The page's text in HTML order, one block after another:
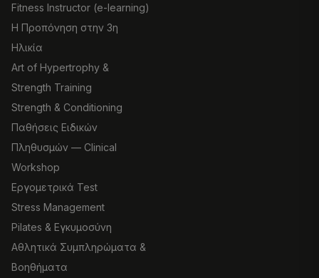
Fitness Instructor (e-learning)
Η Προπόνηση στην 3η
Ηλικία
Art of Hypertrophy &
Strength Training
Strength & Conditioning
Παθήσεις Ειδικών
Πληθυσμών — Clinical
Workshop
Εργομετρικά Test
Stress Management
Pilates & Εγκυμοσύνη
Αθλητικά Συμπληρώματα &
Βοηθήματα